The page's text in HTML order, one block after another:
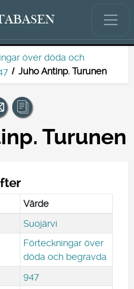
över döda och
Juho Antinp. Turunen
Turunen
Värde
Suojärvi
Förteckningar över
döda och begravda
947